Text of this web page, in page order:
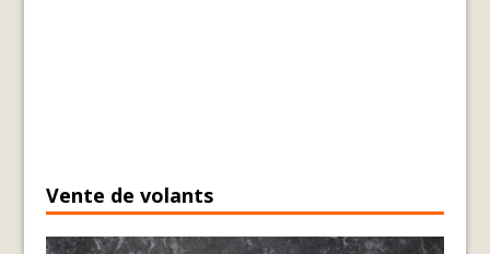
Vente de volants